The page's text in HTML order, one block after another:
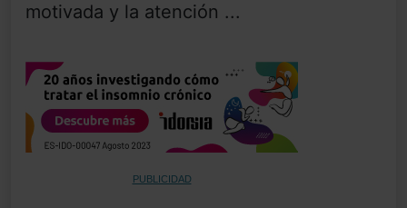
motivada y la atención ...
PUBLICIDAD